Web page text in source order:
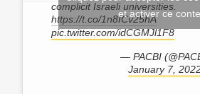
complicit Israeli universities.
https://t.co/1n8ICv25hA
pic.twitter.com/idCGMJl1F8
— PACBI
January 7,
et activer ce